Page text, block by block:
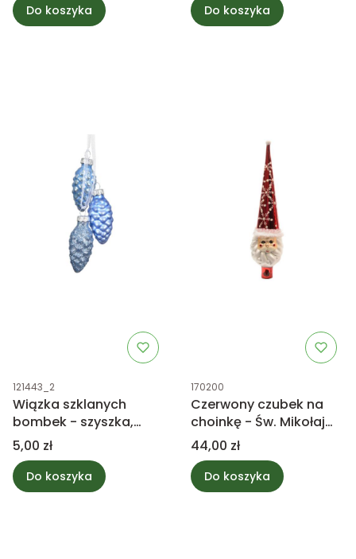
Do koszyka Do koszyka
Kod produktu
121443_2
Wiązka szklanych
bombek - szyszka,
niebieski mix
Cena
5,00 zł
Do koszyka
Kod produktu
170200
Czerwony czubek na
choinkę - Św. Mikołaj
30cm
Cena
44,00 zł
Do koszyka